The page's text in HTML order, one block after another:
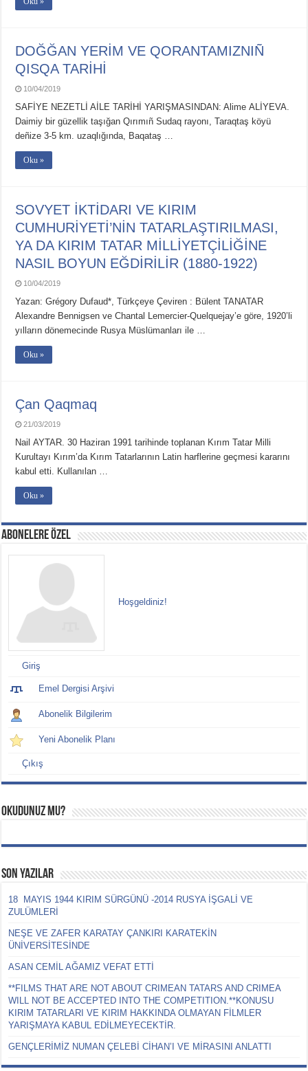
DOĞĞAN YERİM VE QORANTAMIZNIÑ
QISQA TARİHİ
10/04/2019
SAFİYE NEZETLİ AİLE TARİHİ YARIŞMASINDAN: Alime ALİYEVA.
Daimiy bir güzellik taşığan Qırımıñ Sudaq rayonı, Taraqtaş köyü
deñize 3-5 km. uzaqlığında, Baqataş …
Oku »
SOVYET İKTİDARI VE KIRIM
CUMHURİYETİ’NİN TATARLAŞTIRILMASI,
YA DA KIRIM TATAR MİLLİYETÇİLİĞİNE
NASIL BOYUN EĞDİRİLİR (1880-1922)
10/04/2019
Yazan: Grégory Dufaud*, Türkçeye Çeviren : Bülent TANATAR
Alexandre Bennigsen ve Chantal Lemercier-Quelquejay’e göre, 1920’li
yılların dönemecinde Rusya Müslümanları ile …
Oku »
Çan Qaqmaq
21/03/2019
Nail AYTAR. 30 Haziran 1991 tarihinde toplanan Kırım Tatar Milli
Kurultayı Kırım’da Kırım Tatarlarının Latin harflerine geçmesi kara­rını
kabul etti. Kullanılan …
Oku »
ABONELERE ÖZEL
Hoşgeldiniz!
Giriş
Emel Dergisi Arşivi
Abonelik Bilgilerim
Yeni Abonelik Planı
Çıkış
Okudunuz mu?
Son Yazılar
18 MAYIS 1944 KIRIM SÜRGÜNÜ -2014 RUSYA İŞGALİ VE
ZULÜMLERİ
NEŞE VE ZAFER KARATAY ÇANKIRI KARATEKİN
ÜNİVERSİTESİNDE
ASAN CEMİL AĞAMIZ VEFAT ETTİ
**FILMS THAT ARE NOT ABOUT CRIMEAN TATARS AND CRIMEA
WILL NOT BE ACCEPTED INTO THE COMPETITION.**KONUSU
KIRIM TATARLARI VE KIRIM HAKKINDA OLMAYAN FİLMLER
YARIŞMAYA KABUL EDİLMEYECEKTİR.
GENÇLERİMİZ NUMAN ÇELEBİ CİHAN’I VE MİRASINI ANLATTI